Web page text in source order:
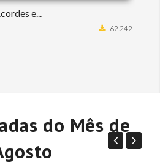
e...
62.242
do Mês de